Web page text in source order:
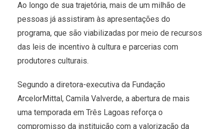
Ao longo de sua trajetória, mais de um milhão de
pessoas já assistiram às apresentações do
programa, que são viabilizadas por meio de recursos
das leis de incentivo à cultura e parcerias com
produtores culturais.
Segundo a diretora-executiva da Fundação
ArcelorMittal, Camila Valverde, a abertura de mais
uma temporada em Três Lagoas reforça o
compromisso da instituição com a valorização da